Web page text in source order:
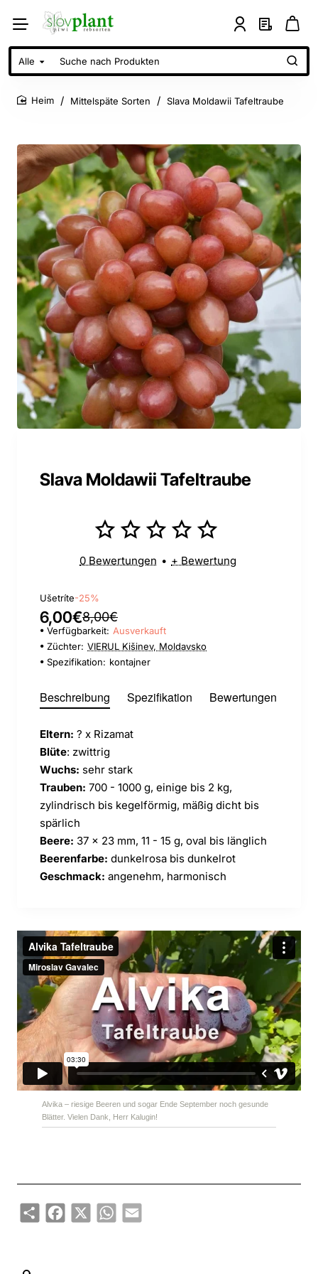
Alle
Suche
nach
Produkten
Mittelspäte Sorten Slava Moldawii Tafeltraube
Slava Moldawii Tafeltraube
0 Bewertungen • + Bewertung
Ušetríte-25%
6,00€8,00€
Verfügbarkeit: Ausverkauft
Züchter: VIERUL Kišinev, Moldavsko
Spezifikation: kontajner
Beschreibung Spezifikation Bewertungen
Eltern: ? x Rizamat
Blüte: zwittrig
Wuchs: sehr stark
Trauben: 700 - 1000 g, einige bis 2 kg,
zylindrisch bis kegelförmig, mäßig dicht bis
spärlich
Beere: 37 x 23 mm, 11 - 15 g, oval bis länglich
Beerenfarbe: dunkelrosa bis dunkelrot
Geschmack: angenehm, harmonisch
Alvika – riesige Beeren und sogar Ende September noch gesunde
Blätter. Vielen Dank, Herr Kalugin!
ShareFacebook
X WhatsApp
Email